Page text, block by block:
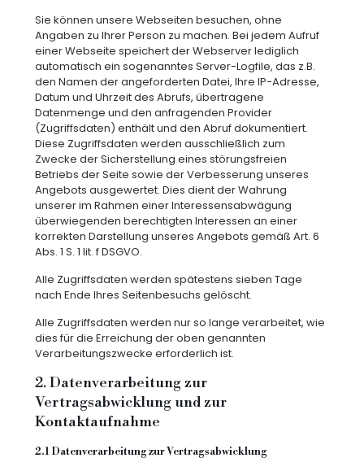
Sie können unsere Webseiten besuchen, ohne
Angaben zu Ihrer Person zu machen. Bei jedem Aufruf
einer Webseite speichert der Webserver lediglich
automatisch ein sogenanntes Server-Logfile, das z.B.
den Namen der angeforderten Datei, Ihre IP-Adresse,
Datum und Uhrzeit des Abrufs, übertragene
Datenmenge und den anfragenden Provider
(Zugriffsdaten) enthält und den Abruf dokumentiert.
Diese Zugriffsdaten werden ausschließlich zum
Zwecke der Sicherstellung eines störungsfreien
Betriebs der Seite sowie der Verbesserung unseres
Angebots ausgewertet. Dies dient der Wahrung
unserer im Rahmen einer Interessensabwägung
überwiegenden berechtigten Interessen an einer
korrekten Darstellung unseres Angebots gemäß Art. 6
Abs. 1 S. 1 lit. f DSGVO.
Alle Zugriffsdaten werden spätestens sieben Tage
nach Ende Ihres Seitenbesuchs gelöscht.
Alle Zugriffsdaten werden nur so lange verarbeitet, wie
dies für die Erreichung der oben genannten
Verarbeitungszwecke erforderlich ist.
2. Datenverarbeitung zur
Vertragsabwicklung und zur
Kontaktaufnahme
2.1 Datenverarbeitung zur Vertragsabwicklung